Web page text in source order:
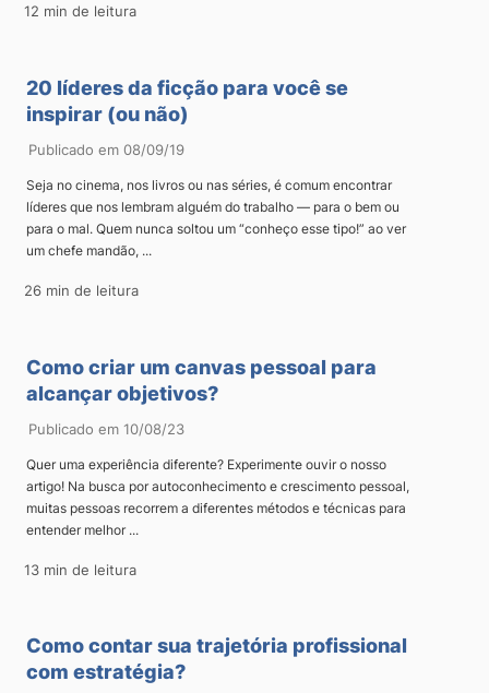
12 min de leitura
20 líderes da ficção para você se
inspirar (ou não)
Publicado em 08/09/19
Seja no cinema, nos livros ou nas séries, é comum encontrar
líderes que nos lembram alguém do trabalho — para o bem ou
para o mal. Quem nunca soltou um “conheço esse tipo!” ao ver
um chefe mandão, ...
26 min de leitura
Como criar um canvas pessoal para
alcançar objetivos?
Publicado em 10/08/23
Quer uma experiência diferente? Experimente ouvir o nosso
artigo! Na busca por autoconhecimento e crescimento pessoal,
muitas pessoas recorrem a diferentes métodos e técnicas para
entender melhor ...
13 min de leitura
Como contar sua trajetória profissional
com estratégia?